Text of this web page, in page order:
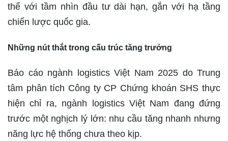
thể với tầm nhìn đầu tư dài hạn, gắn với hạ tầng
chiến lược quốc gia.
Những nút thắt trong cấu trúc tăng trưởng
Báo cáo ngành logistics Việt Nam 2025 do Trung
tâm phân tích Công ty CP Chứng khoán SHS thực
hiện chỉ ra, ngành logistics Việt Nam đang đứng
trước một nghịch lý lớn: nhu cầu tăng nhanh nhưng
năng lực hệ thống chưa theo kịp.